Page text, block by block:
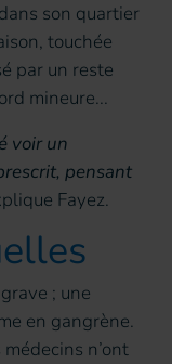
son quartier
touchée
par un reste
mineure...
voir un
pensant
Fayez.
; une
en gangrène.
n’ont